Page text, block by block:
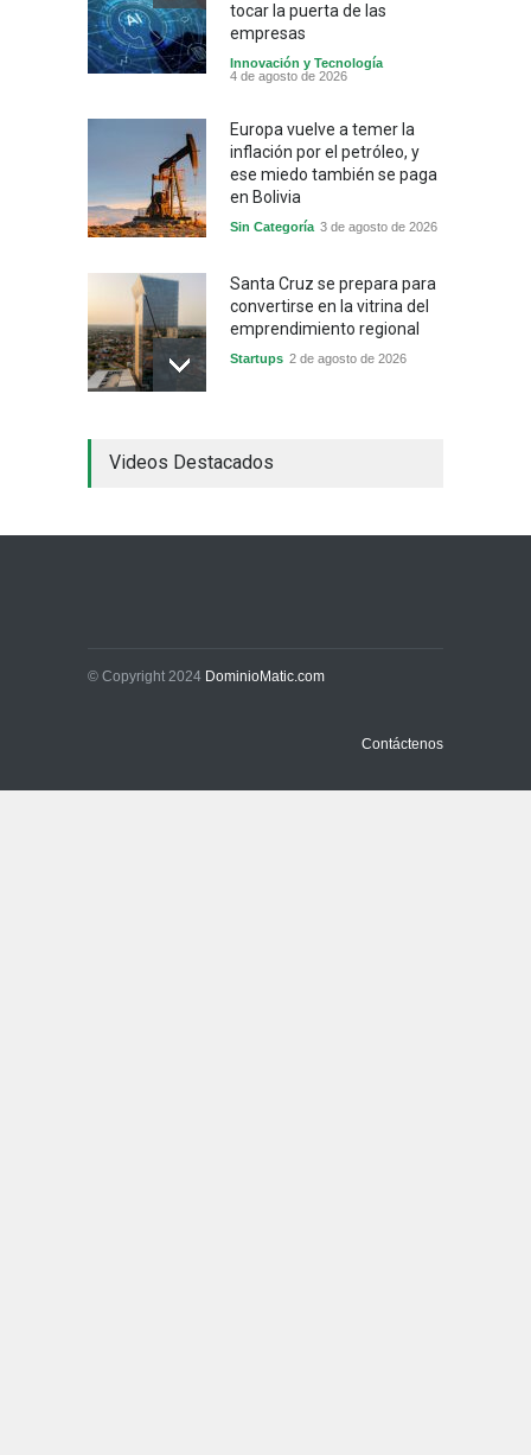
tocar la puerta de las
empresas
Innovación y Tecnología
4 de agosto de 2026
Europa vuelve a temer la
inflación por el petróleo, y
ese miedo también se paga
en Bolivia
Sin Categoría 3 de agosto de 2026
Santa Cruz se prepara para
convertirse en la vitrina del
emprendimiento regional
Startups 2 de agosto de 2026
industrial y el golpe puede
Sin Categoría 1 de agosto de 2026
Videos Destacados
© Copyright 2024 DominioMatic.com
Contáctenos